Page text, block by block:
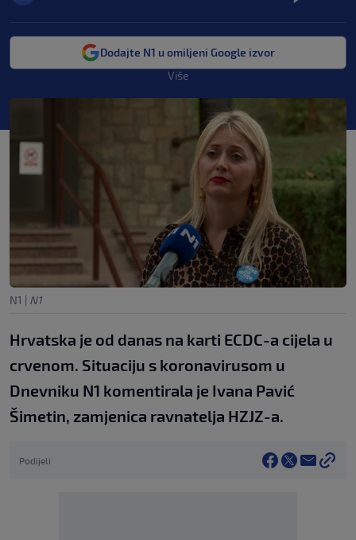
Dodajte N1 u omiljeni Google izvor
Više
N1 | N1
Hrvatska je od danas na karti ECDC-a cijela u
crvenom. Situaciju s koronavirusom u
Dnevniku N1 komentirala je Ivana Pavić
Šimetin, zamjenica ravnatelja HZJZ-a.
Podijeli